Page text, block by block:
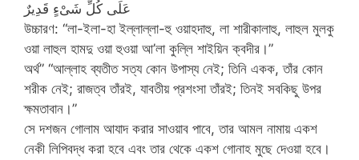
عَلَى كُلِّ شَىْءٍ قَدِيرٌ
উচ্চারণ: “লা-ইলা-হা ইল্লাল্লা-হু ওয়াহদাহু, লা শারীকালাহু, লাহুল মুলকু
ওয়া লাহুল হামদু ওয়া হুওয়া আ’লা কুল্লি শাইয়িন ক্বদীর।”
অর্থ” “আল্লাহ ব্যতীত সত্য কোন উপাস্য নেই; তিনি একক, তাঁর কোন
শরীক নেই; রাজত্ব তাঁরই, যাবতীয় প্রশংসা তাঁরই; তিনই সবকিছু উপর
ক্ষমতাবান।”
সে দশজন গোলাম আযাদ করার সাওয়াব পাবে, তার আমল নামায় একশ
নেকী লিপিবদ্ধ করা হবে এবং তার থেকে একশ গোনাহ মুছে দেওয়া হবে।